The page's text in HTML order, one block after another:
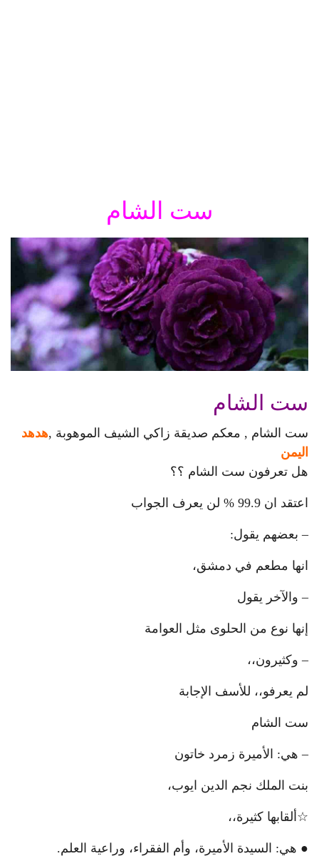
ست الشام
ست الشام
ست الشام , معكم صديقة زاكي الشيف الموهوبة ,هدهد
اليمن
هل تعرفون ست الشام ؟؟
اعتقد ان 99.9 % لن يعرف الجواب
– بعضهم يقول:
انها مطعم في دمشق،
– والآخر يقول
إنها نوع من الحلوى مثل العوامة
– وكثيرون،،
لم يعرفو،، للأسف الإجابة
ست الشام
– هي: الأميرة زمرد خاتون
بنت الملك نجم الدين ايوب،
☆ألقابها كثيرة،،
● هي: السيدة الأميرة، وأم الفقراء، وراعية العلم.